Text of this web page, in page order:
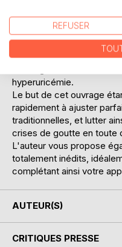
auteur : " Quelle
totalement
De nombreuses recettes
simples à mettre en
hyperuricémie.
Le but de cet ouvrage
rapidement à ajuster
traditionnelles, et lutter
crises de goutte en toute
L'auteur vous propose
totalement inédits,
complétant ainsi votre
AUTEUR(S)
CRITIQUES PRESSE
REFUSER